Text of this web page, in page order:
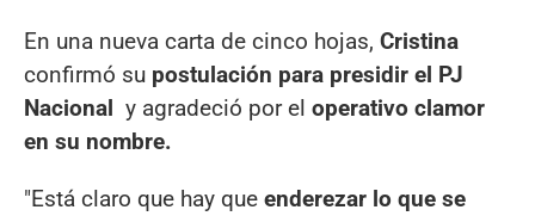
En una nueva carta de cinco hojas, Cristina
confirmó su postulación para presidir el PJ
Nacional y agradeció por el operativo clamor
en su nombre.
"Está claro que hay que enderezar lo que se